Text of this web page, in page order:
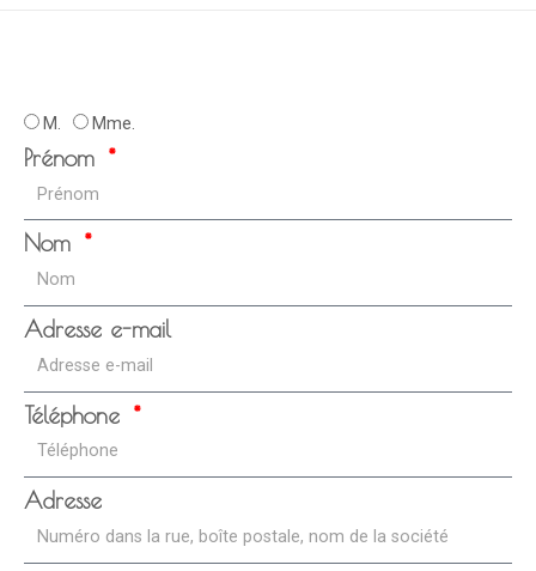
M. Mme.
Prénom
Nom
Adresse e-mail
Téléphone
Adresse